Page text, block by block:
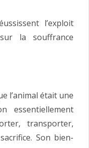
l’exploit
la souffrance
l’animal était une
essentiellement
transporter,
Son bien-